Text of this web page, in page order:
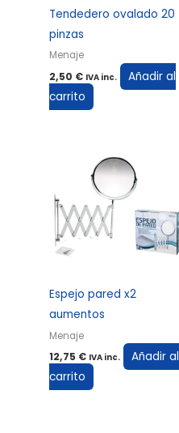
Tendedero ovalado 20
pinzas
Menaje
2,50 € IVA inc.
Añadir al
carrito
Espejo pared x2
aumentos
Menaje
12,75 € IVA inc.
Añadir al
carrito